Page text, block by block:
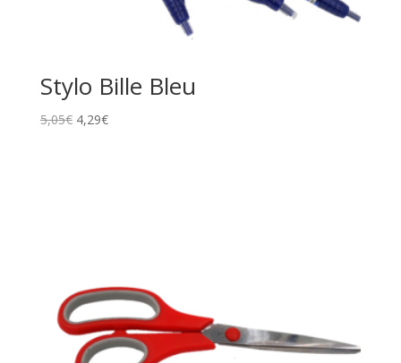
Stylo Bille Bleu
5,05€ 4,29€